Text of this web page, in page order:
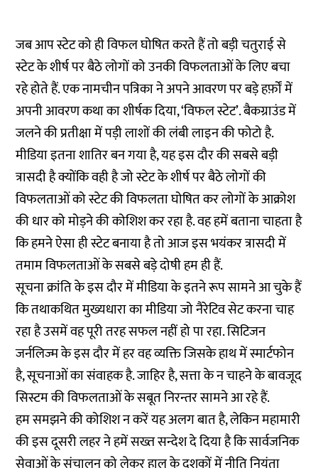
जब आप स्टेट को ही विफल घोषित करते हैं तो बड़ी चतुराई से
स्टेट के शीर्ष पर बैठे लोगों को उनकी विफलताओं के लिए बचा
रहे होते हैं. एक नामचीन पत्रिका ने अपने आवरण पर बड़े हर्फ़ों में
अपनी आवरण कथा का शीर्षक दिया, ‘विफल स्टेट’. बैकग्राउंड में
जलने की प्रतीक्षा में पड़ी लाशों की लंबी लाइन की फोटो है.
मीडिया इतना शातिर बन गया है, यह इस दौर की सबसे बड़ी
त्रासदी है क्योंकि वही है जो स्टेट के शीर्ष पर बैठे लोगों की
विफलताओं को स्टेट की विफलता घोषित कर लोगों के आक्रोश
की धार को मोड़ने की कोशिश कर रहा है. वह हमें बताना चाहता है
कि हमने ऐसा ही स्टेट बनाया है तो आज इस भयंकर त्रासदी में
तमाम विफलताओं के सबसे बड़े दोषी हम ही हैं.
सूचना क्रांति के इस दौर में मीडिया के इतने रूप सामने आ चुके हैं
कि तथाकथित मुख्यधारा का मीडिया जो नैरेटिव सेट करना चाह
रहा है उसमें वह पूरी तरह सफल नहीं हो पा रहा. सिटि‍जन
जर्नलिज्म के इस दौर में हर वह व्यक्ति जिसके हाथ में स्मार्टफोन
है, सूचनाओं का संवाहक है. जाहिर है, सत्ता के न चाहने के बावजूद
सिस्टम की विफलताओं के सबूत निरन्तर सामने आ रहे हैं.
हम समझने की कोशिश न करें यह अलग बात है, लेकिन महामारी
की इस दूसरी लहर ने हमें सख्त सन्देश दे दिया है कि सार्वजनिक